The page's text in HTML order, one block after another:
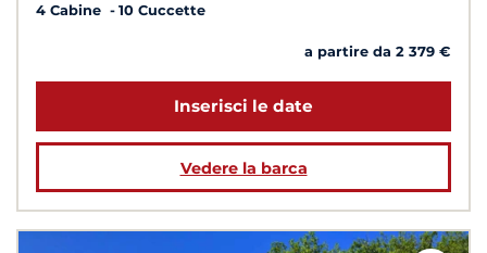
4 Cabine
10 Cuccette
a partire da 2 379 €
Inserisci le date
Vedere la barca